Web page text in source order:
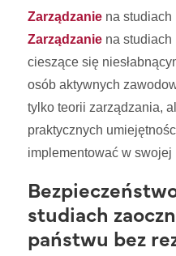
Zarządzanie na
Zarządzanie na studiach
cieszące się
osób aktywnych
tylko teorii zarządzania,
praktycznych
implementować w swojej
studiach
państwu bez